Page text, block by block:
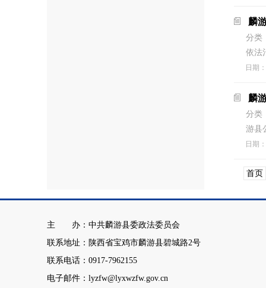
麟
分类
依法
日期：
麟
分类
游县
日期：
首页
主 办：中共麟游县委政法委员会
联系地址：陕西省宝鸡市麟游县碧城路2号
联系电话：0917-7962155
电子邮件：lyzfw@lyxwzfw.gov.cn